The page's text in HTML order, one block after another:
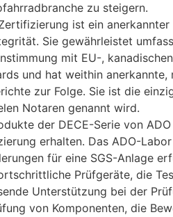
zu steigern.
ist ein
Sie gewährleistet
mit EU-,
und hat weithin anerkannte,
zur Folge. Sie ist die
Notaren genannt wird.
der DECE-Serie von
erhalten. Das ADO-
für eine SGS-Anlage
Prüfgeräte, die
Unterstützung bei der
von Komponenten, die